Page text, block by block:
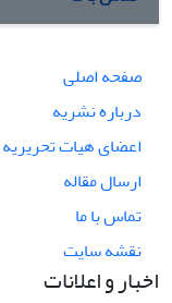
صفحه اصلی
درباره نشریه
اعضای هیات تحریریه
ارسال مقاله
تماس با ما
نقشه سایت
اخبار و اعلانات